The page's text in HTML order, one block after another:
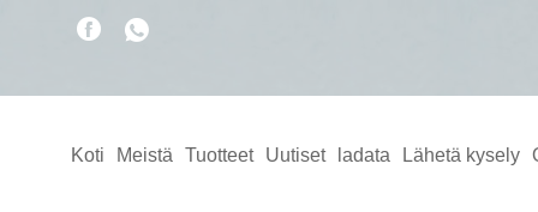
Koti Meistä Tuotteet Uutiset ladata Lähetä kysely